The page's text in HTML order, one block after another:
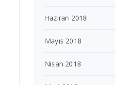
Haziran 2018
Mayıs 2018
Nisan 2018